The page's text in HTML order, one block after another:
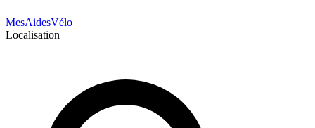
MesAidesVélo
Localisation